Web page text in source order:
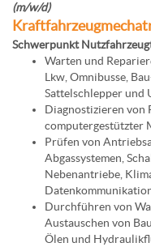
(m/w/d)
Schwerpunkt
Warten und
Lkw, Omnibusse,
Sattelschlepper und
Diagnostizieren von
computergestützter
Prüfen von
Abgassystemen,
Nebenantriebe,
Durchführen von
Austauschen von
Ölen und